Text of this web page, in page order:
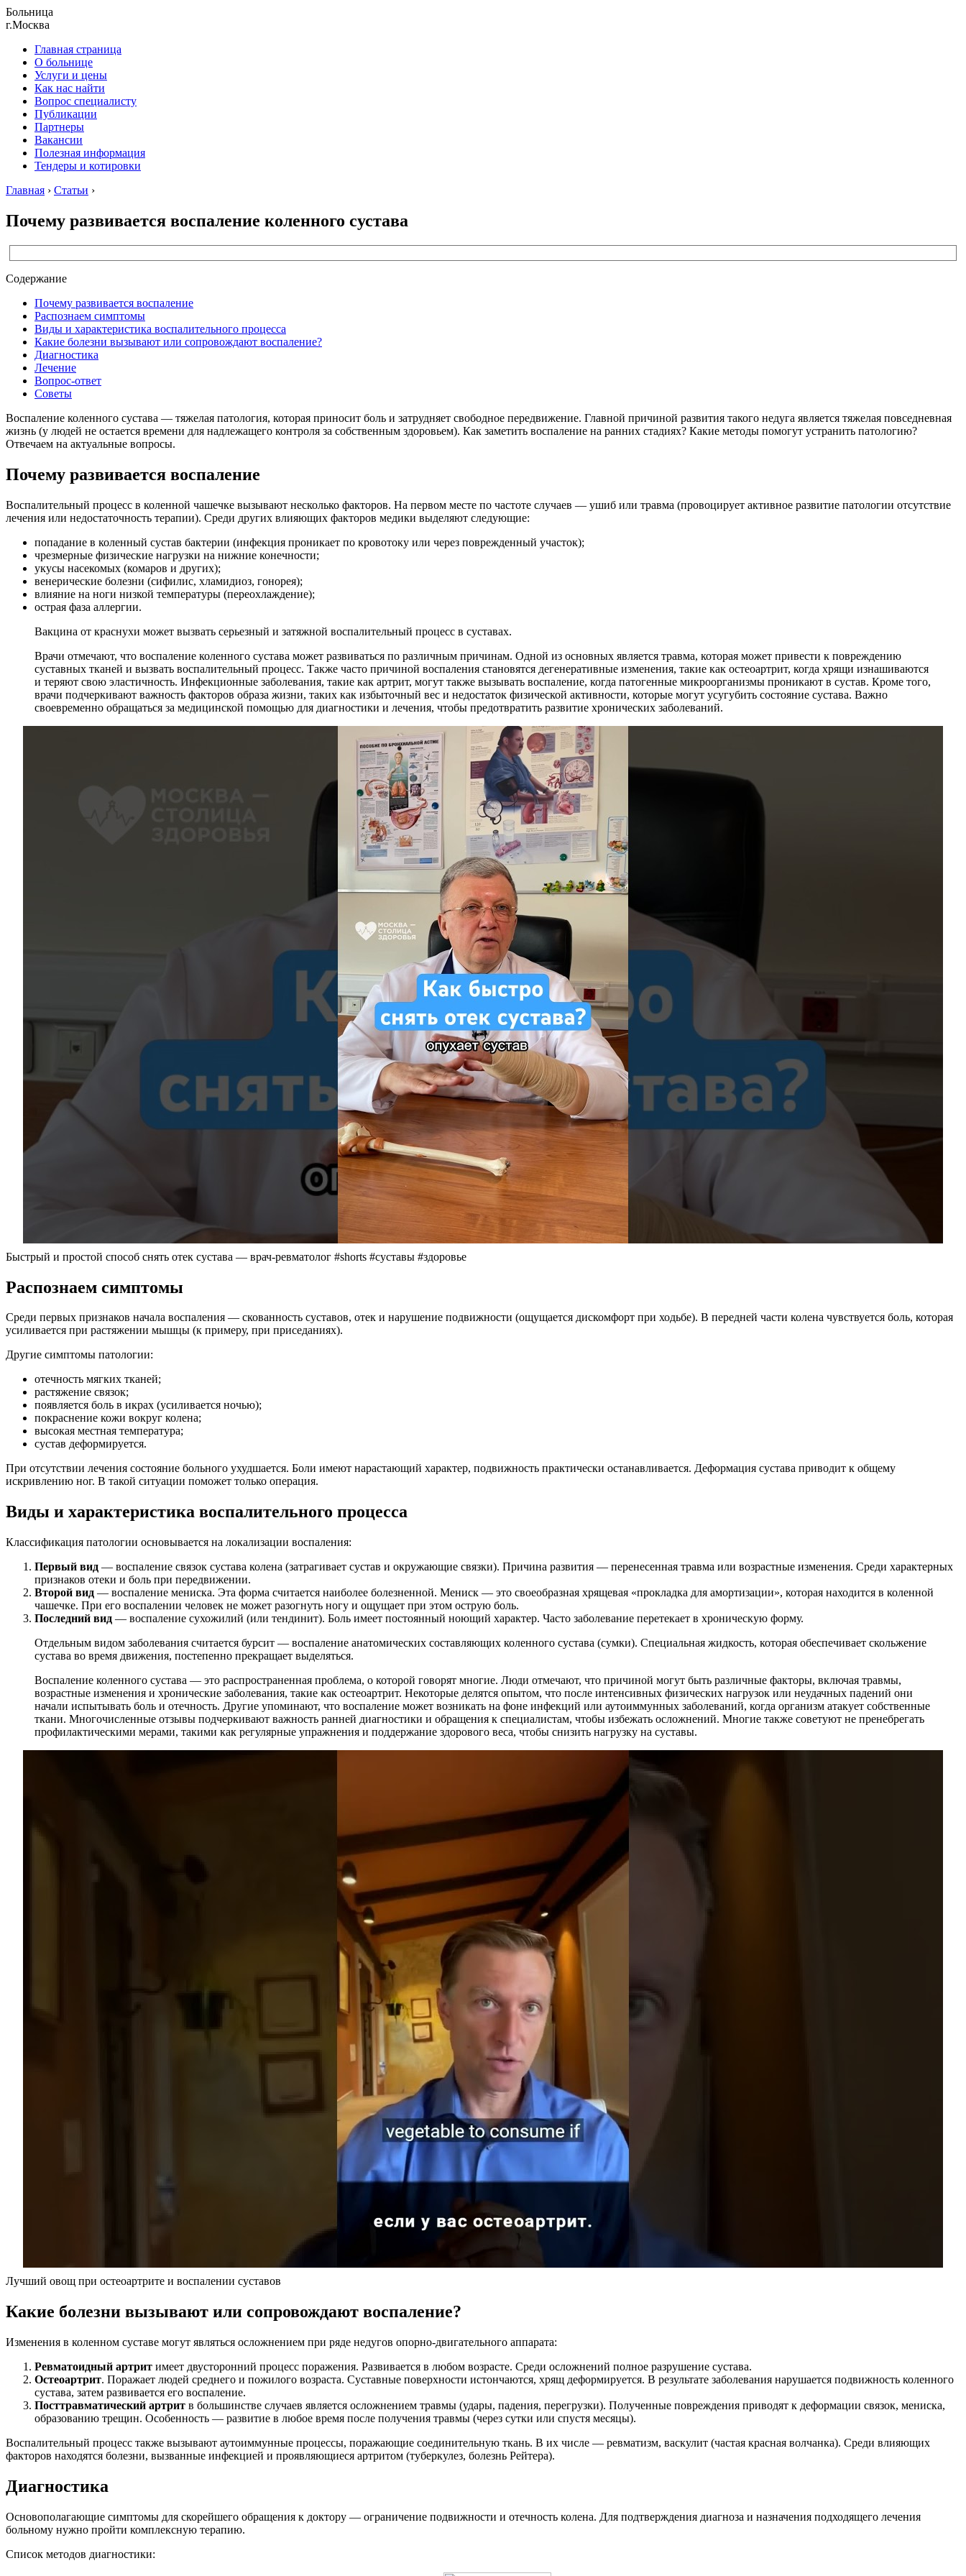
Больница
г.Москва
Главная страница
О больнице
Услуги и цены
Как нас найти
Вопрос специалисту
Публикации
Партнеры
Вакансии
Полезная информация
Тендеры и котировки
Главная › Статьи ›
Почему развивается воспаление коленного сустава
Содержание
Почему развивается воспаление
Распознаем симптомы
Виды и характеристика воспалительного процесса
Какие болезни вызывают или сопровождают воспаление?
Диагностика
Лечение
Вопрос-ответ
Советы
Воспаление коленного сустава — тяжелая патология, которая приносит боль и затрудняет свободное передвижение. Главной причиной развития такого недуга является тяжелая повседневная
жизнь (у людей не остается времени для надлежащего контроля за собственным здоровьем). Как заметить воспаление на ранних стадиях? Какие методы помогут устранить патологию?
Отвечаем на актуальные вопросы.
Почему развивается воспаление
Воспалительный процесс в коленной чашечке вызывают несколько факторов. На первом месте по частоте случаев — ушиб или травма (провоцирует активное развитие патологии отсутствие
лечения или недостаточность терапии). Среди других влияющих факторов медики выделяют следующие:
попадание в коленный сустав бактерии (инфекция проникает по кровотоку или через поврежденный участок);
чрезмерные физические нагрузки на нижние конечности;
укусы насекомых (комаров и других);
венерические болезни (сифилис, хламидиоз, гонорея);
влияние на ноги низкой температуры (переохлаждение);
острая фаза аллергии.
Вакцина от краснухи может вызвать серьезный и затяжной воспалительный процесс в суставах.
Врачи отмечают, что воспаление коленного сустава может развиваться по различным причинам. Одной из основных является травма, которая может привести к повреждению
суставных тканей и вызвать воспалительный процесс. Также часто причиной воспаления становятся дегенеративные изменения, такие как остеоартрит, когда хрящи изнашиваются
и теряют свою эластичность. Инфекционные заболевания, такие как артрит, могут также вызывать воспаление, когда патогенные микроорганизмы проникают в сустав. Кроме того,
врачи подчеркивают важность факторов образа жизни, таких как избыточный вес и недостаток физической активности, которые могут усугубить состояние сустава. Важно
своевременно обращаться за медицинской помощью для диагностики и лечения, чтобы предотвратить развитие хронических заболеваний.
Быстрый и простой способ снять отек сустава — врач-ревматолог #shorts #суставы #здоровье
Распознаем симптомы
Среди первых признаков начала воспаления — скованность суставов, отек и нарушение подвижности (ощущается дискомфорт при ходьбе). В передней части колена чувствуется боль, которая
усиливается при растяжении мышцы (к примеру, при приседаниях).
Другие симптомы патологии:
отечность мягких тканей;
растяжение связок;
появляется боль в икрах (усиливается ночью);
покраснение кожи вокруг колена;
высокая местная температура;
сустав деформируется.
При отсутствии лечения состояние больного ухудшается. Боли имеют нарастающий характер, подвижность практически останавливается. Деформация сустава приводит к общему
искривлению ног. В такой ситуации поможет только операция.
Виды и характеристика воспалительного процесса
Классификация патологии основывается на локализации воспаления:
Первый вид — воспаление связок сустава колена (затрагивает сустав и окружающие связки). Причина развития — перенесенная травма или возрастные изменения. Среди характерных
признаков отеки и боль при передвижении.
Второй вид — воспаление мениска. Эта форма считается наиболее болезненной. Мениск — это своеобразная хрящевая «прокладка для амортизации», которая находится в коленной
чашечке. При его воспалении человек не может разогнуть ногу и ощущает при этом острую боль.
Последний вид — воспаление сухожилий (или тендинит). Боль имеет постоянный ноющий характер. Часто заболевание перетекает в хроническую форму.
Отдельным видом заболевания считается бурсит — воспаление анатомических составляющих коленного сустава (сумки). Специальная жидкость, которая обеспечивает скольжение
сустава во время движения, постепенно прекращает выделяться.
Воспаление коленного сустава — это распространенная проблема, о которой говорят многие. Люди отмечают, что причиной могут быть различные факторы, включая травмы,
возрастные изменения и хронические заболевания, такие как остеоартрит. Некоторые делятся опытом, что после интенсивных физических нагрузок или неудачных падений они
начали испытывать боль и отечность. Другие упоминают, что воспаление может возникать на фоне инфекций или аутоиммунных заболеваний, когда организм атакует собственные
ткани. Многочисленные отзывы подчеркивают важность ранней диагностики и обращения к специалистам, чтобы избежать осложнений. Многие также советуют не пренебрегать
профилактическими мерами, такими как регулярные упражнения и поддержание здорового веса, чтобы снизить нагрузку на суставы.
Лучший овощ при остеоартрите и воспалении суставов
Какие болезни вызывают или сопровождают воспаление?
Изменения в коленном суставе могут являться осложнением при ряде недугов опорно-двигательного аппарата:
Ревматоидный артрит имеет двусторонний процесс поражения. Развивается в любом возрасте. Среди осложнений полное разрушение сустава.
Остеоартрит. Поражает людей среднего и пожилого возраста. Суставные поверхности истончаются, хрящ деформируется. В результате заболевания нарушается подвижность коленного
сустава, затем развивается его воспаление.
Посттравматический артрит в большинстве случаев является осложнением травмы (удары, падения, перегрузки). Полученные повреждения приводят к деформации связок, мениска,
образованию трещин. Особенность — развитие в любое время после получения травмы (через сутки или спустя месяцы).
Воспалительный процесс также вызывают аутоиммунные процессы, поражающие соединительную ткань. В их числе — ревматизм, васкулит (частая красная волчанка). Среди влияющих
факторов находятся болезни, вызванные инфекцией и проявляющиеся артритом (туберкулез, болезнь Рейтера).
Диагностика
Основополагающие симптомы для скорейшего обращения к доктору — ограничение подвижности и отечность колена. Для подтверждения диагноза и назначения подходящего лечения
больному нужно пройти комплексную терапию.
Список методов диагностики: